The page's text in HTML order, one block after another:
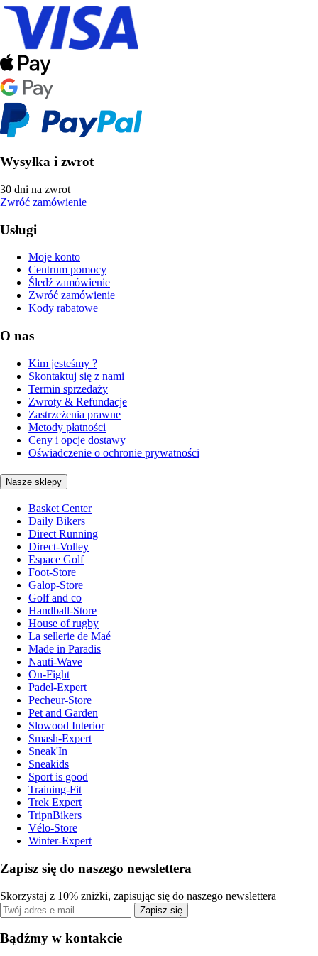
Wysyłka i zwrot
30 dni na zwrot
Zwróć zamówienie
Usługi
Moje konto
Centrum pomocy
Śledź zamówienie
Zwróć zamówienie
Kody rabatowe
O nas
Kim jesteśmy ?
Skontaktuj się z nami
Termin sprzedaży
Zwroty & Refundacje
Zastrzeżenia prawne
Metody płatności
Ceny i opcje dostawy
Oświadczenie o ochronie prywatności
Nasze sklepy
Basket Center
Daily Bikers
Direct Running
Direct-Volley
Espace Golf
Foot-Store
Galop-Store
Golf and co
Handball-Store
House of rugby
La sellerie de Maé
Made in Paradis
Nauti-Wave
On-Fight
Padel-Expert
Pecheur-Store
Pet and Garden
Slowood Interior
Smash-Expert
Sneak'In
Sneakids
Sport is good
Training-Fit
Trek Expert
TripnBikers
Vélo-Store
Winter-Expert
Zapisz się do naszego newslettera
Skorzystaj z 10% zniżki, zapisując się do naszego newslettera
Zapisz się
Bądźmy w kontakcie